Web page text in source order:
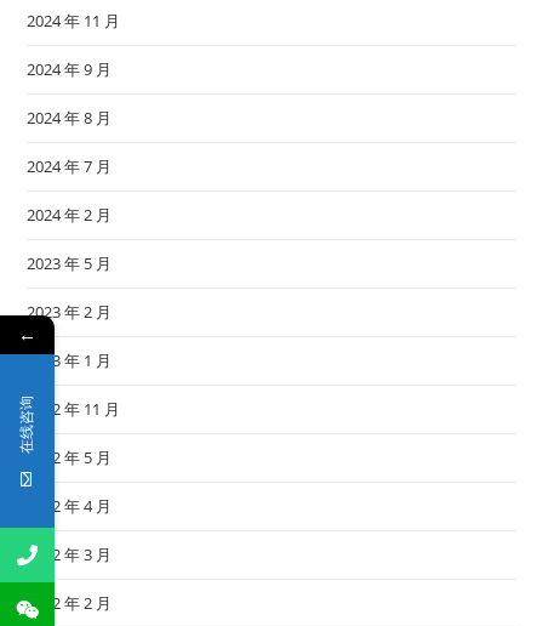
2024 年 11 月
2024 年 9 月
2024 年 8 月
2024 年 7 月
2024 年 2 月
2023 年 5 月
2023 年 2 月
2023 年 1 月
2022 年 11 月
2022 年 5 月
2022 年 4 月
2022 年 3 月
2022 年 2 月
←
在线咨询